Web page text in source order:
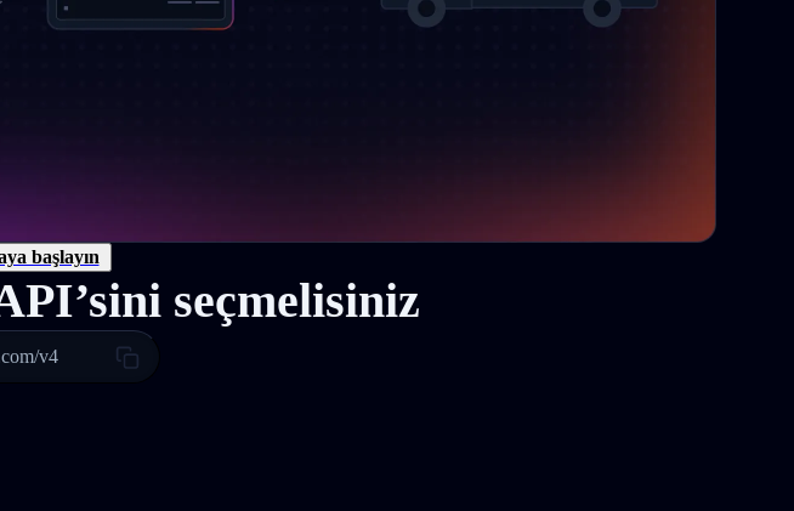
başlayın
seçmelisiniz
v4